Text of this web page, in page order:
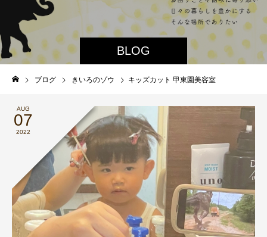
BLOG
ブログ きいろのゾウ キッズカット 甲東園美容室
AUG
07
2022